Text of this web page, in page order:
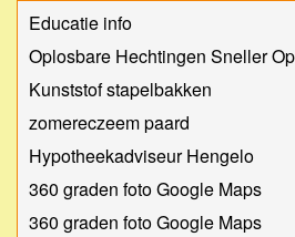
Educatie info
Oplosbare Hechtingen Sneller
Kunststof stapelbakken
zomereczeem paard
Hypotheekadviseur Hengelo
360 graden foto Google Maps
360 graden foto Google Maps